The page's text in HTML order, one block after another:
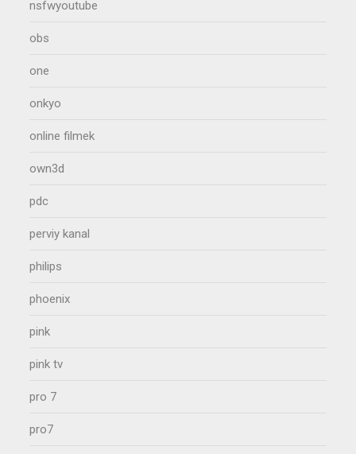
nsfwyoutube
obs
one
onkyo
online filmek
own3d
pdc
perviy kanal
philips
phoenix
pink
pink tv
pro 7
pro7